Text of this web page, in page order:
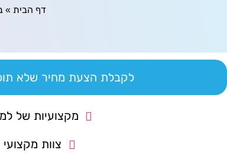
דף הבית »
לקבלת הצעת מחיר שלא
מקצועיות של
צוות